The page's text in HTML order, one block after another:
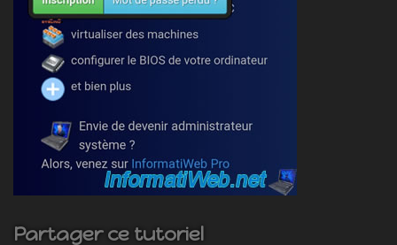
Partager ce tutoriel